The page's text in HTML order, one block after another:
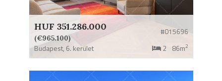
HUF 351.286.000
(€965.100)
#015696
Budapest, 6. kerület 2 86m2